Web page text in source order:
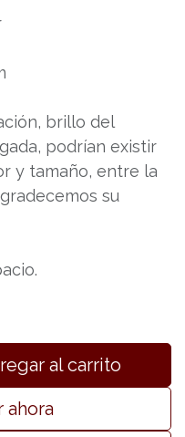
brillo del
podrían existir
y tamaño, entre la
su
al carrito
ahora